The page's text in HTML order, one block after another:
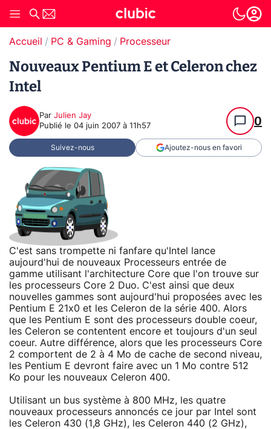
Accueil PC & Gaming Processeur
Nouveaux Pentium E et Celeron chez
Intel
Par Julien Jay
Publié le 04 juin 2007 à 11h57 0
Suivez-nous Ajoutez-nous en favori
C'est sans trompette ni fanfare qu'Intel lance
aujourd'hui de nouveaux Processeurs entrée de
gamme utilisant l'architecture Core que l'on trouve sur
les processeurs Core 2 Duo. C'est ainsi que deux
nouvelles gammes sont aujourd'hui proposées avec les
Pentium E 21x0 et les Celeron de la série 400. Alors
que les Pentium E sont des processeurs double coeur,
les Celeron se contentent encore et toujours d'un seul
coeur. Autre différence, alors que les processeurs Core
2 comportent de 2 à 4 Mo de cache de second niveau,
les Pentium E devront faire avec un 1 Mo contre 512
Ko pour les nouveaux Celeron 400.
Utilisant un bus système à 800 MHz, les quatre
nouveaux processeurs annoncés ce jour par Intel sont
les Celeron 430 (1,8 GHz), les Celeron 440 (2 GHz),